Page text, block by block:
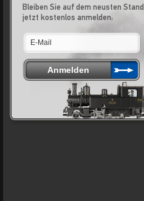
Bleiben Sie auf dem neusten Stand,
jetzt kostenlos anmelden: